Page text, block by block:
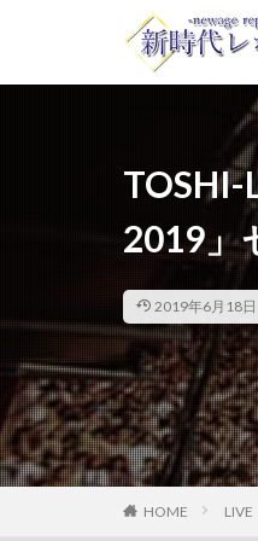
TOSHI-
2019」
2019年6月18日
HOME LIVE